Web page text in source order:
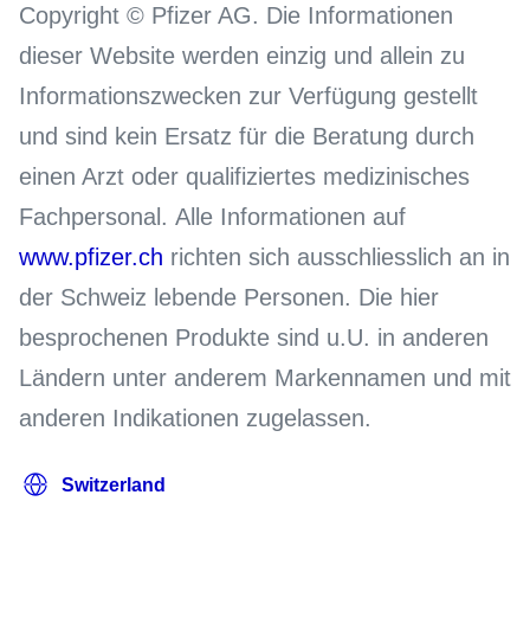
Copyright © Pfizer AG. Die Informationen
dieser Website werden einzig und allein zu
Informationszwecken zur Verfügung gestellt
und sind kein Ersatz für die Beratung durch
einen Arzt oder qualifiziertes medizinisches
Fachpersonal. Alle Informationen auf
www.pfizer.ch richten sich ausschliesslich an in
der Schweiz lebende Personen. Die hier
besprochenen Produkte sind u.U. in anderen
Ländern unter anderem Markennamen und mit
anderen Indikationen zugelassen.